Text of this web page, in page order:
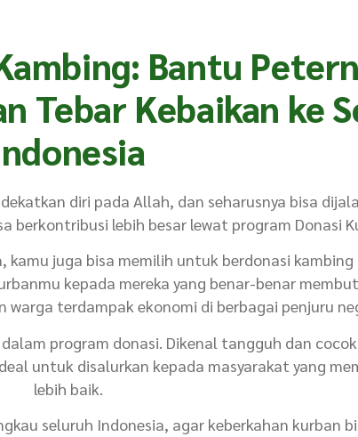
Bantu
Tebar Kebaikan ke
diri pada Allah, dan seharusnya bisa
berkontribusi lebih besar lewat program Donasi
juga bisa memilih untuk berdonasi kambing
kepada mereka yang benar-benar
terdampak ekonomi di berbagai penjuru
program donasi. Dikenal tangguh dan
untuk disalurkan kepada masyarakat yang
lebih baik.
seluruh Indonesia, agar keberkahan kurban